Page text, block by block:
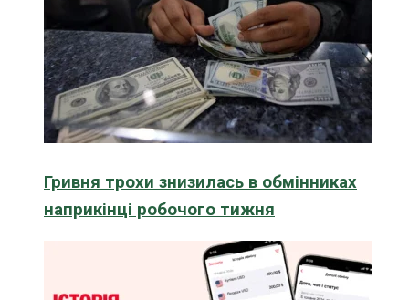
Гривня трохи знизилась в обмінниках
наприкінці робочого тижня